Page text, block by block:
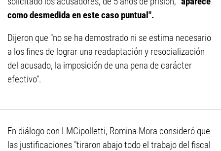
como desmedida en este caso puntual".
Dijeron que "no se ha demostrado ni se estima necesario
a los fines de lograr una readaptación y resocialización
del acusado, la imposición de una pena de carácter
efectivo".
En diálogo con LMCipolletti, Romina Mora consideró que
las justificaciones "tiraron abajo todo el trabajo del fiscal